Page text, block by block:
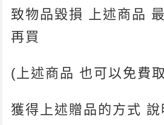
致物品毀損 上述商品
再買
(上述商品 也可以免費
獲得上述贈品的方式 說